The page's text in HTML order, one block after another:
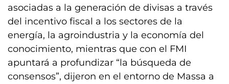
asociadas a la generación de divisas a través
del incentivo fiscal a los sectores de la
energía, la agroindustria y la economía del
conocimiento, mientras que con el FMI
apuntará a profundizar “la búsqueda de
consensos”, dijeron en el entorno de Massa a